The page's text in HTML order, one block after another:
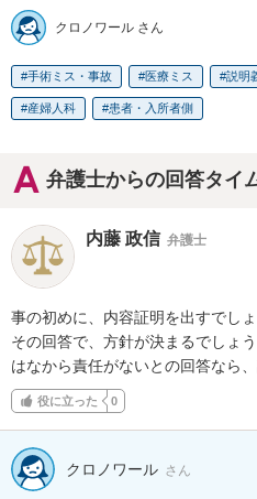
クロノワール さん
手術ミス・事故 医療ミス 説明
産婦人科 患者・入所者側
弁護士からの回答タイ
内藤 政信 弁護士
事の初めに、内容証明を出すでしょ
その回答で、方針が決まるでしょう
はなから責任がないとの回答なら
役に立った 0
クロノワール さん